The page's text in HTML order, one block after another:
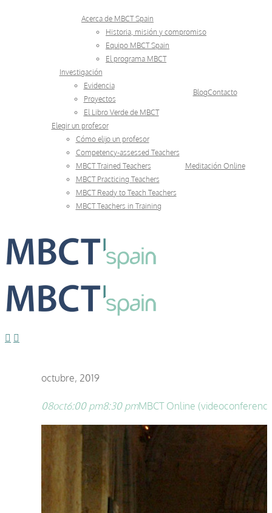
Acerca de MBCT Spain
Historia, misión y compromiso
Equipo MBCT Spain
El programa MBCT
Investigación
Evidencia
Proyectos
El Libro Verde de MBCT
BlogContacto
Elegir un profesor
Cómo elijo un profesor
Competency-assessed Teachers
MBCT Trained Teachers
MBCT Practicing Teachers
MBCT Ready to Teach Teachers
MBCT Teachers in Training
Meditación Online
octubre, 2019
08oct6:00 pm8:30 pmMBCT Online